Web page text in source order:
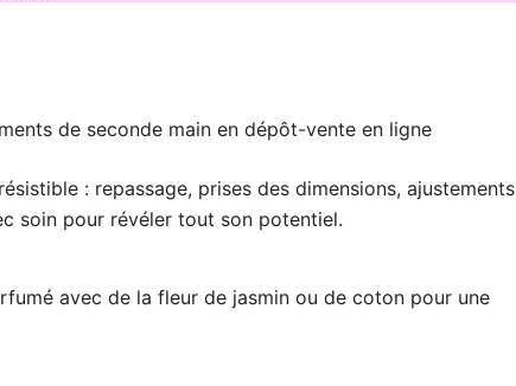
: repassage, prises des dimensions, ajustements
soin pour révéler tout son potentiel.
avec de la fleur de jasmin ou de coton pour une